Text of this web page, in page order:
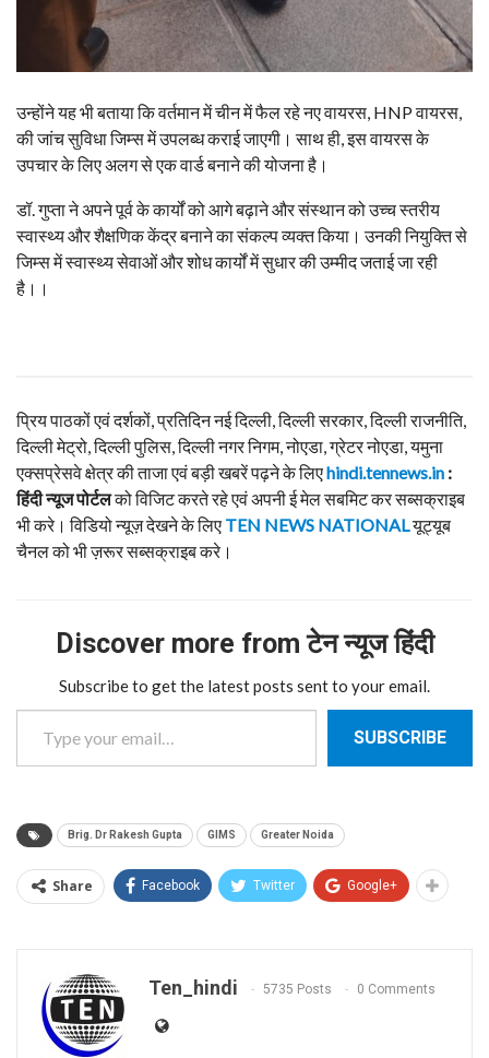
उन्होंने यह भी बताया कि वर्तमान में चीन में फैल रहे नए वायरस, HNP वायरस,
की जांच सुविधा जिम्स में उपलब्ध कराई जाएगी। साथ ही, इस वायरस के
उपचार के लिए अलग से एक वार्ड बनाने की योजना है।
डॉ. गुप्ता ने अपने पूर्व के कार्यों को आगे बढ़ाने और संस्थान को उच्च स्तरीय
स्वास्थ्य और शैक्षणिक केंद्र बनाने का संकल्प व्यक्त किया। उनकी नियुक्ति से
जिम्स में स्वास्थ्य सेवाओं और शोध कार्यों में सुधार की उम्मीद जताई जा रही
है।।
प्रिय पाठकों एवं दर्शकों, प्रतिदिन नई दिल्ली, दिल्ली सरकार, दिल्ली राजनीति,
दिल्ली मेट्रो, दिल्ली पुलिस, दिल्ली नगर निगम, नोएडा, ग्रेटर नोएडा, यमुना
एक्सप्रेसवे क्षेत्र की ताजा एवं बड़ी खबरें पढ़ने के लिएhindi.tennews.in :
हिंदी न्यूज पोर्टलको विजिट करते रहे एवं अपनी ई मेल सबमिट कर सब्सक्राइब
भी करे। विडियो न्यूज़ देखने के लिए TEN NEWS NATIONALयूट्यूब
चैनल को भी ज़रूर सब्सक्राइब करे।
Discover more from टेन न्यूज हिंदी
Subscribe to get the latest posts sent to your email.
Type your email…
SUBSCRIBE
Brig. Dr Rakesh Gupta GIMS Greater Noida
Share Facebook Twitter Google+
Ten_hindi 5735 Posts 0 Comments